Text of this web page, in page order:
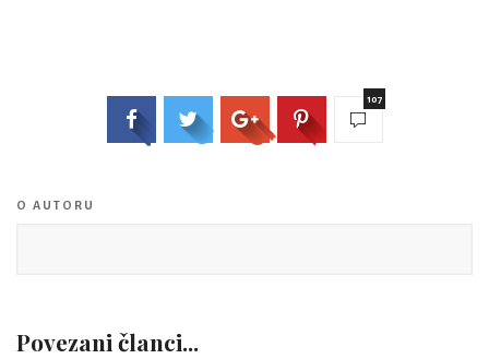
107
O AUTORU
Povezani članci...